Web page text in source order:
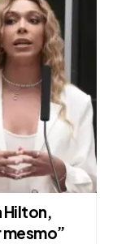
Hilton,
mesmo”